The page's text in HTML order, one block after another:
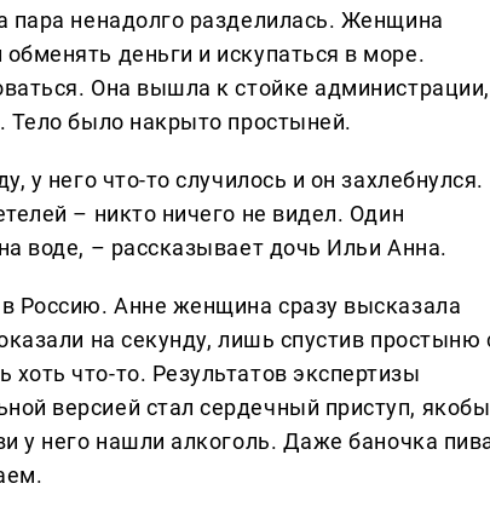
пара ненадолго разделилась. Женщина
деньги и искупаться в море.
Она вышла к стойке администрации,
Тело было накрыто простыней.
у него что-то случилось и он захлебнулся.
– никто ничего не видел. Один
воде, – рассказывает дочь Ильи Анна.
Россию. Анне женщина сразу высказала
на секунду, лишь спустив простыню
что-то. Результатов экспертизы
версией стал сердечный приступ, якобы
у него нашли алкоголь. Даже баночка